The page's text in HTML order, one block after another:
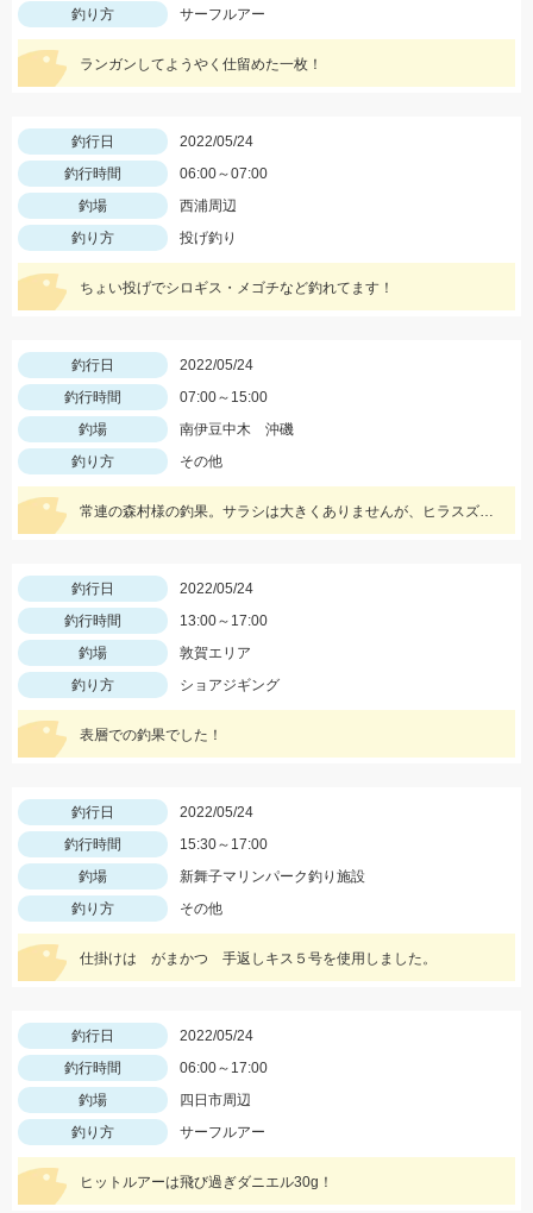
釣り方 サーフルアー
ランガンしてようやく仕留めた一枚！
釣行日
2022/05/24
釣行時間
06:00～07:00
釣場
西浦周辺
釣り方
投げ釣り
ちょい投げでシロギス・メゴチなど釣れてます！
釣行日
2022/05/24
釣行時間
07:00～15:00
釣場
南伊豆中木 沖磯
釣り方
その他
常連の森村様の釣果。サラシは大きくありませんが、ヒラスズキ釣れました！
釣行日
2022/05/24
釣行時間
13:00～17:00
釣場
敦賀エリア
釣り方
ショアジギング
表層での釣果でした！
釣行日
2022/05/24
釣行時間
15:30～17:00
釣場
新舞子マリンパーク釣り施設
釣り方
その他
仕掛けは がまかつ 手返しキス５号を使用しました。
釣行日
2022/05/24
釣行時間
06:00～17:00
釣場
四日市周辺
釣り方
サーフルアー
ヒットルアーは飛び過ぎダニエル30g！